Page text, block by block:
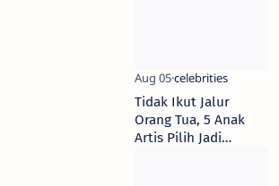
Tidak Ikut Jalur
Orang Tua, 5 Anak
Artis Pilih Jadi